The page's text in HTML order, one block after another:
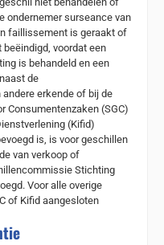
ondernemer surseance van
faillissement is geraakt of
voordat een
is behandeld en een
de
erkende of bij de
Consumentenzaken (SGC)
(Kifid)
is, is voor geschillen
van verkoop of
Stichting
Voor alle overige
of Kifid aangesloten